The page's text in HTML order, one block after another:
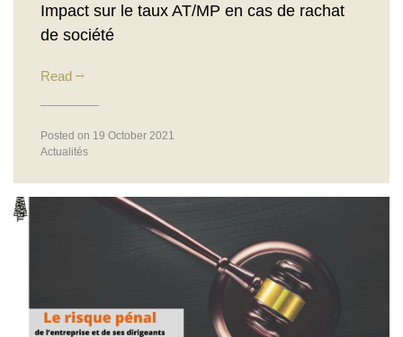
Impact sur le taux AT/MP en cas de rachat
de société
Read
Posted on 19 October 2021
Actualités